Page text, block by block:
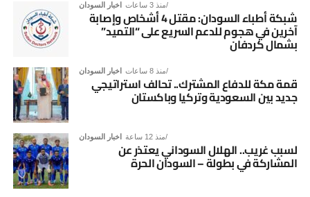
اخبار السودان منذ 3 ساعات
شبكة أطباء السودان: مقتل 4 أشخاص وإصابة
آخرين في هجوم للدعم السريع على “التميد”
بشمال كردفان
اخبار السودان منذ 8 ساعات
قمة مكة للدفاع المشترك.. تحالف استراتيجي
جديد بين السعودية وتركيا وباكستان
اخبار السودان منذ 12 ساعة
لسبب غريب.. الهلال السوداني يعتذر عن
المشاركة في بطولة – السودان الحرة